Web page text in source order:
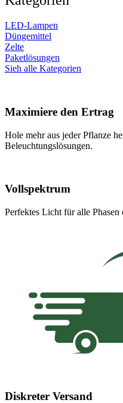
LED-Lampen
Düngemittel
Zelte
Paketlösungen
Sieh alle Kategorien
Maximiere den Ertrag
Hole mehr aus jeder Pflanze
Beleuchtungslösungen.
Vollspektrum
Perfektes Licht für alle
Diskreter Versand